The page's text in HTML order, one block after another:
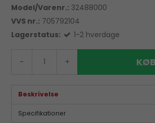
Model/Varenr.: 32488000
VVS nr.: 705792104
Lagerstatus:
1-2 hverdage
- + KØB
Beskrivelse
Specifikationer